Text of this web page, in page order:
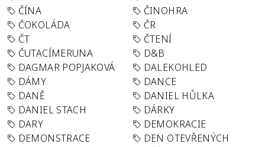
ČÍNA
ČINOHRA
ČOKOLÁDA
ČR
ČT
ČTENÍ
ČUTACÍMERUNA
D&B
DAGMAR POPJAKOVÁ
DALEKOHLED
DÁMY
DANCE
DANĚ
DANIEL HŮLKA
DANIEL STACH
DÁRKY
DARY
DEMOKRACIE
DEMONSTRACE
DEN OTEVŘENÝCH